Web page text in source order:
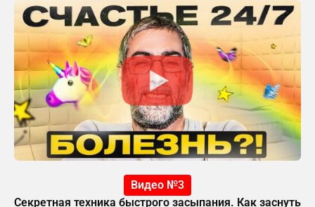
Видео №3
Секретная техника быстрого засыпания. Как заснуть